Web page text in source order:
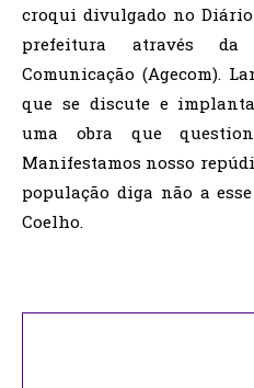
croqui divulgado no
prefeitura através da
Comunicação (Agecom).
que se discute e
uma obra que
Manifestamos nosso
população diga não a
Coelho.